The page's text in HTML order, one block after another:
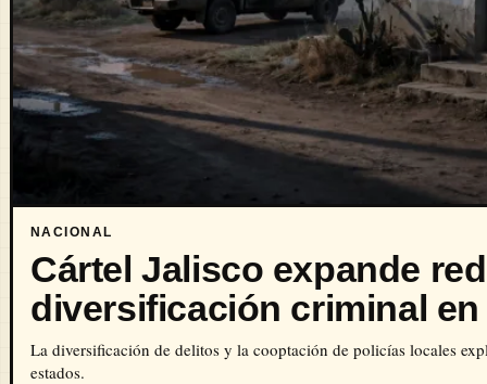
NACIONAL
Cártel Jalisco expande
diversificación criminal
La diversificación de delitos y la cooptación de policías locales
estados.